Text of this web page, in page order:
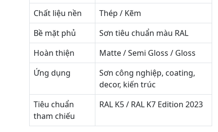
Chất liệu nền
Thép / Kẽm
Bề mặt phủ
Sơn tiêu chuẩn màu RAL
Hoàn thiện
Matte / Semi Gloss / Gloss
Ứng dụng
Sơn công nghiệp, coating,
decor, kiến trúc
Tiêu chuẩn
tham chiếu
RAL K5 / RAL K7 Edition 2023